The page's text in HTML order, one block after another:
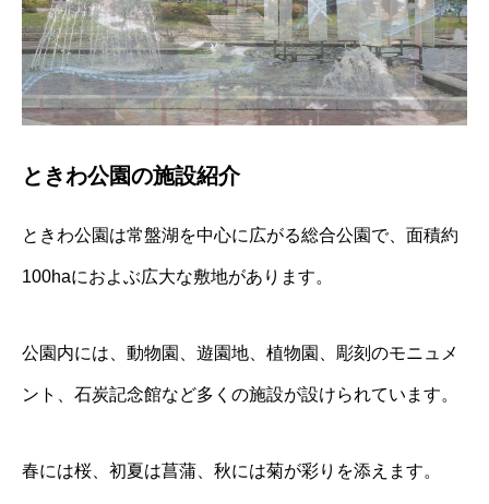
ときわ公園の施設紹介
ときわ公園は常盤湖を中心に広がる総合公園で、面積約
100haにおよぶ広大な敷地があります。
公園内には、動物園、遊園地、植物園、彫刻のモニュメ
ント、石炭記念館など多くの施設が設けられています。
春には桜、初夏は菖蒲、秋には菊が彩りを添えます。